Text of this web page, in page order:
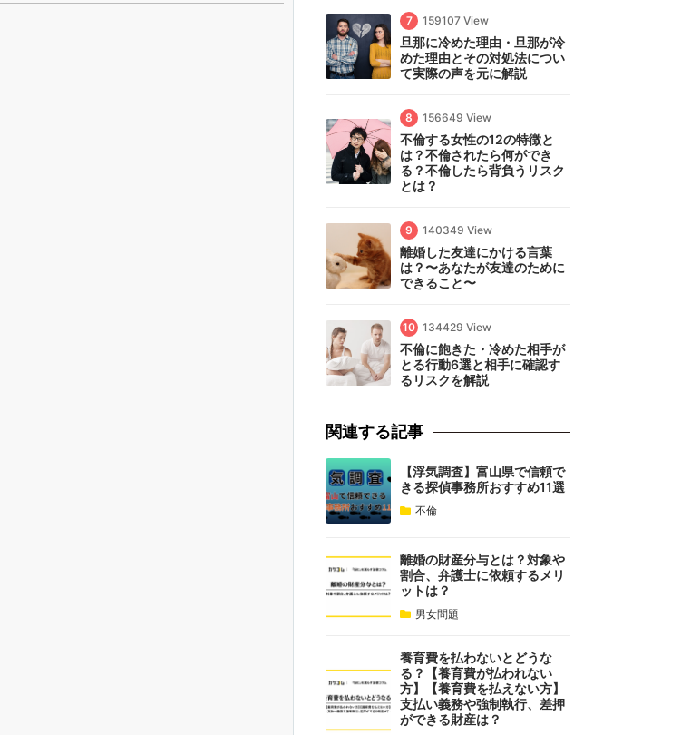
7 159107 View
旦那に冷めた理由・旦那が冷
めた理由とその対処法につい
て実際の声を元に解説
8 156649 View
不倫する女性の12の特徴と
は？不倫されたら何ができ
る？不倫したら背負うリスク
とは？
9 140349 View
離婚した友達にかける言葉
は？〜あなたが友達のために
できること〜
10 134429 View
不倫に飽きた・冷めた相手が
とる行動6選と相手に確認す
るリスクを解説
関連する記事
【浮気調査】富山県で信頼で
きる探偵事務所おすすめ11選
不倫
離婚の財産分与とは？対象や
割合、弁護士に依頼するメリ
ットは？
男女問題
養育費を払わないとどうな
る？【養育費が払われない
方】【養育費を払えない方】
支払い義務や強制執行、差押
ができる財産は？